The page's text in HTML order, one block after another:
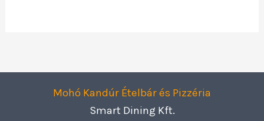
Mohó Kandúr Ételbár és Pizzéria
Smart Dining Kft.